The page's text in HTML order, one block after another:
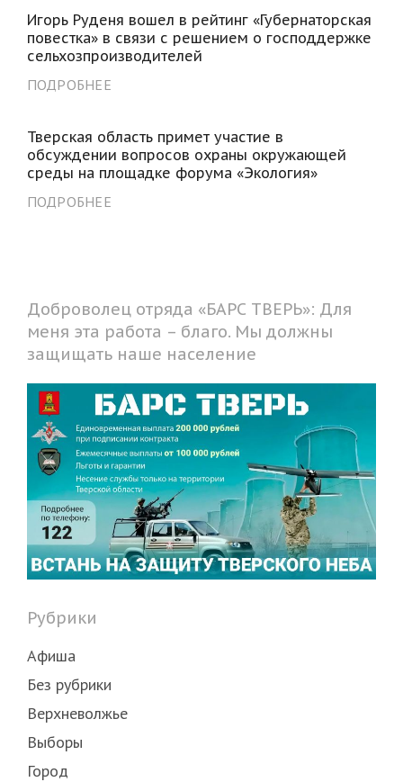
Игорь Руденя вошел в рейтинг «Губернаторская
повестка» в связи с решением о господдержке
сельхозпроизводителей
ПОДРОБНЕЕ
Тверская область примет участие в
обсуждении вопросов охраны окружающей
среды на площадке форума «Экология»
ПОДРОБНЕЕ
Доброволец отряда «БАРС ТВЕРЬ»: Для
меня эта работа – благо. Мы должны
защищать наше население
Рубрики
Афиша
Без рубрики
Верхневолжье
Выборы
Город